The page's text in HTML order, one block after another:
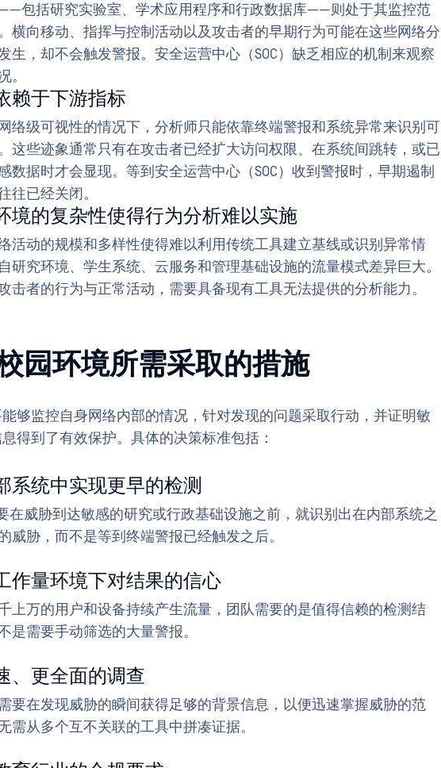
包括研究实验室、学术应用程序和行政数据库——则处于其监控范
横向移动、指挥与控制活动以及攻击者的早期行为可能在这些网络分
生，却不会触发警报。安全运营中心（SOC）缺乏相应的机制来观察
。
赖于下游指标
络级可视性的情况下，分析师只能依靠终端警报和系统异常来识别可
这些迹象通常只有在攻击者已经扩大访问权限、在系统间跳转，或已
数据时才会显现。等到安全运营中心（SOC）收到警报时，早期遏制
往已经关闭。
境的复杂性使得行为分析难以实施
活动的规模和多样性使得难以利用传统工具建立基线或识别异常情
研究环境、学生系统、云服务和管理基础设施的流量模式差异巨大。
击者的行为与正常活动，需要具备现有工具无法提供的分析能力。
园环境所需采取的措施
够监控自身网络内部的情况，针对发现的问题采取行动，并证明敏
得到了有效保护。具体的决策标准包括：
系统中实现更早的检测
在威胁到达敏感的研究或行政基础设施之前，就识别出在内部系统之
威胁，而不是等到终端警报已经触发之后。
作量环境下对结果的信心
上万的用户和设备持续产生流量，团队需要的是值得信赖的检测结
是需要手动筛选的大量警报。
、更全面的调查
要在发现威胁的瞬间获得足够的背景信息，以便迅速掌握威胁的范
需从多个互不关联的工具中拼凑证据。